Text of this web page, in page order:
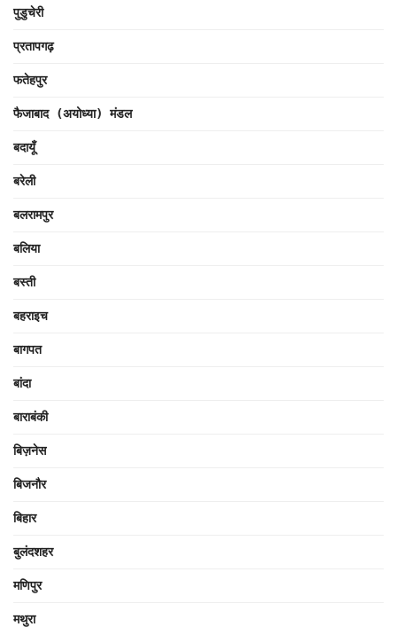
पुडुचेरी
प्रतापगढ़
फतेहपुर
फैजाबाद (अयोध्या) मंडल
बदायूँ
बरेली
बलरामपुर
बलिया
बस्ती
बहराइच
बागपत
बांदा
बाराबंकी
बिज़नेस
बिजनौर
बिहार
बुलंदशहर
मणिपुर
मथुरा